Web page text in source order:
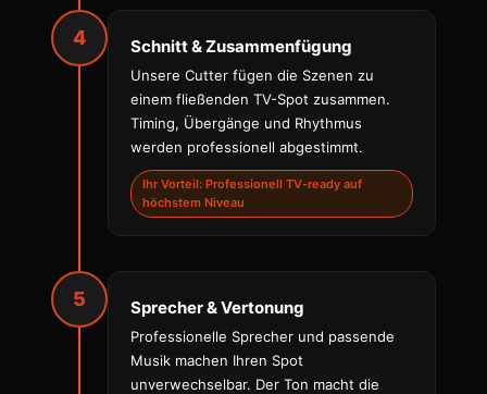
4 Schnitt & Zusammenfügung
Unsere Cutter fügen die Szenen zu
einem fließenden TV-Spot zusammen.
Timing, Übergänge und Rhythmus
werden professionell abgestimmt.
Ihr Vorteil: Professionell TV-ready auf
höchstem Niveau
5 Sprecher & Vertonung
Professionelle Sprecher und passende
Musik machen Ihren Spot
unverwechselbar. Der Ton macht die